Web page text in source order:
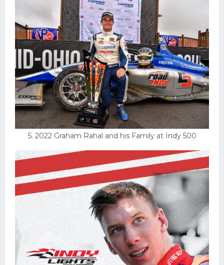
5. 2022 Graham Rahal and his Family at Indy 500